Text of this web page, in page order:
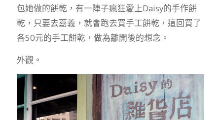
包她做的餅乾，有一陣子瘋狂愛上Daisy的手作餅
乾，只要去嘉義，就會跑去買手工餅乾，這回買了
各50元的手工餅乾，做為離開後的想念。
外觀。